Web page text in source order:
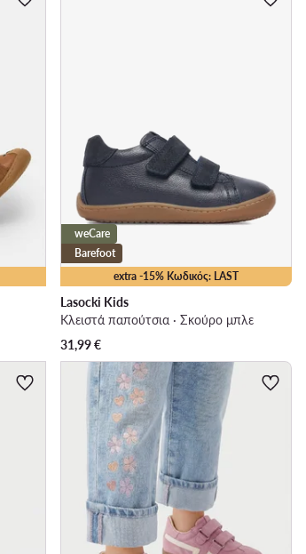
extra -15% Κωδικός: LAST
weCare
Barefoot
Lasocki Kids
Κλειστά παπούτσια · Σκούρο μπλε
31,99€